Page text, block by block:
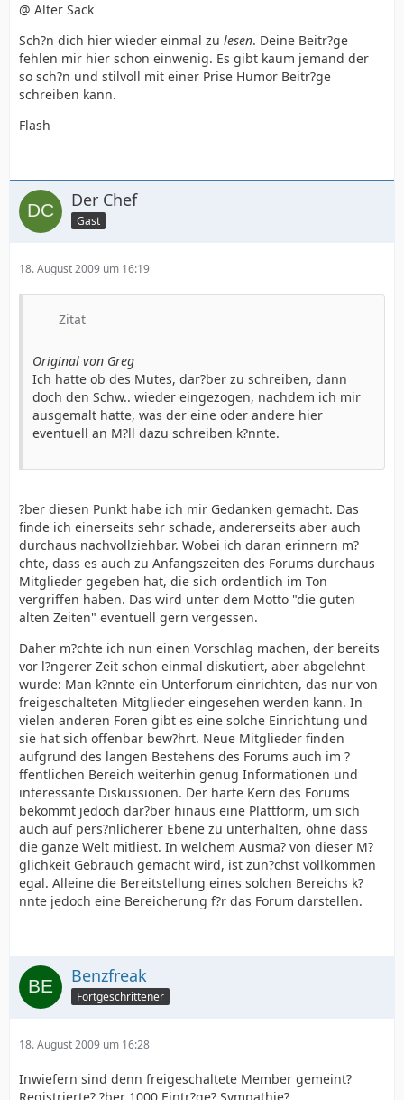
@ Alter Sack
Sch?n dich hier wieder einmal zu lesen. Deine Beitr?ge
fehlen mir hier schon einwenig. Es gibt kaum jemand der
so sch?n und stilvoll mit einer Prise Humor Beitr?ge
schreiben kann.
Flash
Der Chef
Gast
18. August 2009 um 16:19
Zitat
Original von Greg
Ich hatte ob des Mutes, dar?ber zu schreiben, dann
doch den Schw.. wieder eingezogen, nachdem ich mir
ausgemalt hatte, was der eine oder andere hier
eventuell an M?ll dazu schreiben k?nnte.
?ber diesen Punkt habe ich mir Gedanken gemacht. Das
finde ich einerseits sehr schade, andererseits aber auch
durchaus nachvollziehbar. Wobei ich daran erinnern m?
chte, dass es auch zu Anfangszeiten des Forums durchaus
Mitglieder gegeben hat, die sich ordentlich im Ton
vergriffen haben. Das wird unter dem Motto "die guten
alten Zeiten" eventuell gern vergessen.
Daher m?chte ich nun einen Vorschlag machen, der bereits
vor l?ngerer Zeit schon einmal diskutiert, aber abgelehnt
wurde: Man k?nnte ein Unterforum einrichten, das nur von
freigeschalteten Mitglieder eingesehen werden kann. In
vielen anderen Foren gibt es eine solche Einrichtung und
sie hat sich offenbar bew?hrt. Neue Mitglieder finden
aufgrund des langen Bestehens des Forums auch im ?
ffentlichen Bereich weiterhin genug Informationen und
interessante Diskussionen. Der harte Kern des Forums
bekommt jedoch dar?ber hinaus eine Plattform, um sich
auch auf pers?nlicherer Ebene zu unterhalten, ohne dass
die ganze Welt mitliest. In welchem Ausma? von dieser M?
glichkeit Gebrauch gemacht wird, ist zun?chst vollkommen
egal. Alleine die Bereitstellung eines solchen Bereichs k?
nnte jedoch eine Bereicherung f?r das Forum darstellen.
Benzfreak
Fortgeschrittener
18. August 2009 um 16:28
Inwiefern sind denn freigeschaltete Member gemeint?